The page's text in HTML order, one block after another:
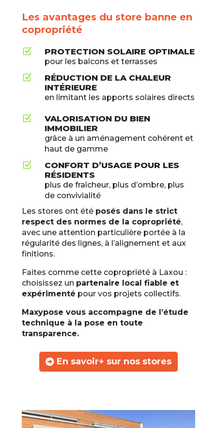
Les avantages du store banne en
copropriété
Z PROTECTION SOLAIRE OPTIMALE
pour les balcons et terrasses
Z
RÉDUCTION DE LA CHALEUR
INTÉRIEURE
en limitant les apports solaires directs
Z
VALORISATION DU BIEN
IMMOBILIER
grâce à un aménagement cohérent et
haut de gamme
Z
CONFORT D’USAGE POUR LES
RÉSIDENTS
plus de fraîcheur, plus d’ombre, plus
de convivialité
Les stores ont été posés dans le strict
respect des normes de la copropriété,
avec une attention particulière portée à la
régularité des lignes, à l’alignement et aux
finitions.
Faites comme cette copropriété à Laxou :
choisissez un partenaire local fiable et
expérimenté pour vos projets collectifs.
Maxypose vous accompagne de l’étude
technique à la pose en toute
transparence.
En savoir+ sur nos stores